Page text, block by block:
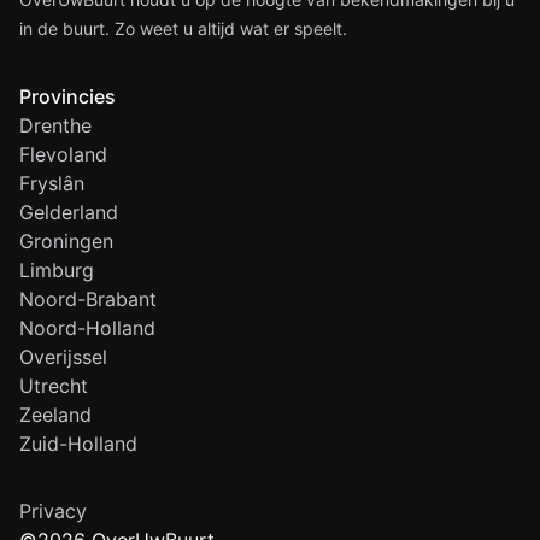
in de buurt. Zo weet u altijd wat er speelt.
Provincies
Drenthe
Flevoland
Fryslân
Gelderland
Groningen
Limburg
Noord-Brabant
Noord-Holland
Overijssel
Utrecht
Zeeland
Zuid-Holland
Privacy